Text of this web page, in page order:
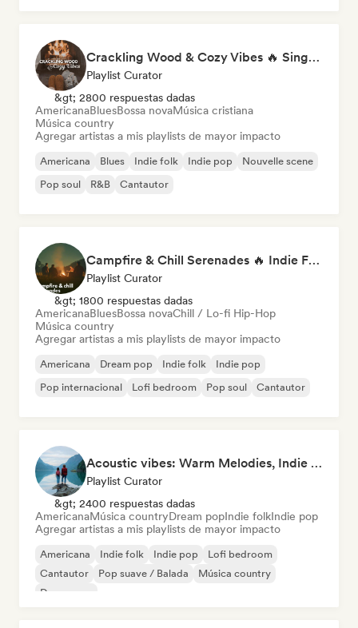
Crackling Wood & Cozy Vibes 🔥 Singer-Songwriter, Dream Pop & Bedroom Pop
Playlist Curator
&gt; 2800 respuestas dadas
AmericanaBluesBossa novaMúsica cristiana
Música country
Agregar artistas a mis playlists de mayor impacto
Americana Blues Indie folk Indie pop
Nouvelle scene
Pop soul
R&B Cantautor
Campfire & Chill Serenades 🔥 Indie Folk, Acoustic & Singer-Songwriter
Playlist Curator
&gt; 1800 respuestas dadas
AmericanaBluesBossa novaChill / Lo-fi Hip-Hop
Música country
Agregar artistas a mis playlists de mayor impacto
Americana Dream pop Indie folk
Indie pop
Pop internacional
Lofi bedroom Pop soul Cantautor
Acoustic vibes: Warm Melodies, Indie Folk & Singer-Songwriter 🏞️
Playlist Curator
&gt; 2400 respuestas dadas
AmericanaMúsica countryDream popIndie folkIndie pop
Agregar artistas a mis playlists de mayor impacto
Americana Indie folk Indie pop
Lofi bedroom
Cantautor
Pop suave / Balada
Música country
Dream pop